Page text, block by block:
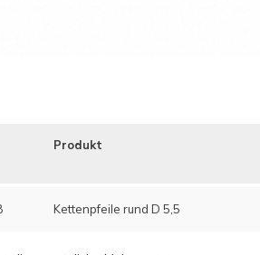
Produkt
Kettenpfeile rund D 5,5